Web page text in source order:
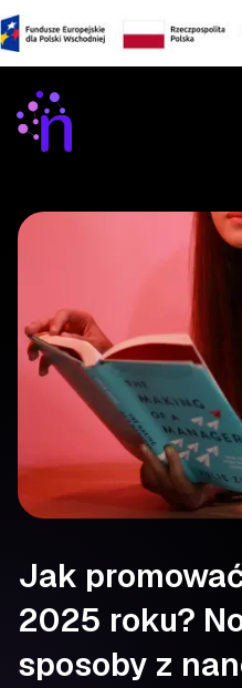
Jak
2025 roku?
sposoby z